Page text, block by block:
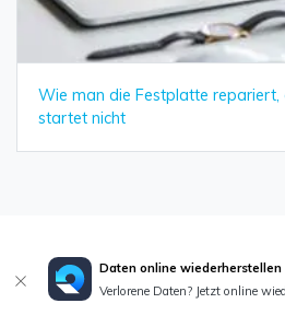
Wie man die Festplatte
startet nicht
Daten online wiederherstellen
Verlorene Daten? Jetzt online